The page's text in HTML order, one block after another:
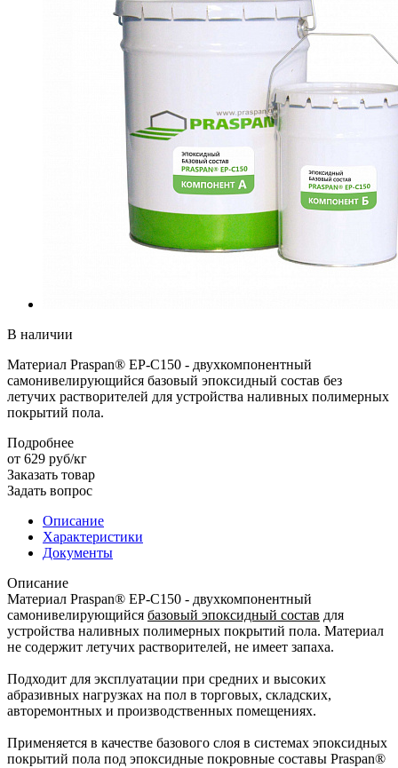
В наличии
Материал Praspan® EP-C150 - двухкомпонентный
самонивелирующийся базовый эпоксидный состав без
летучих растворителей для устройства наливных полимерных
покрытий пола.
Подробнее
от 629 руб/кг
Заказать товар
Задать вопрос
Описание
Характеристики
Документы
Описание
Материал Praspan® EP-C150 - двухкомпонентный
самонивелирующийся базовый эпоксидный состав для
устройства наливных полимерных покрытий пола. Материал
не содержит летучих растворителей, не имеет запаха.
Подходит для эксплуатации при средних и высоких
абразивных нагрузках на пол в торговых, складских,
авторемонтных и производственных помещениях.
Применяется в качестве базового слоя в системах эпоксидных
покрытий пола под эпоксидные покровные составы Praspan®